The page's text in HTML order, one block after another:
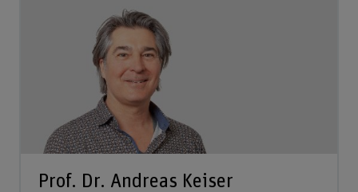
Prof. Dr. Andreas Keiser